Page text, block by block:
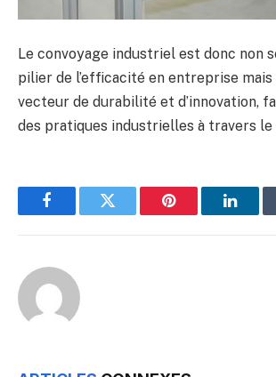
Le convoyage industriel est donc non
pilier de l’efficacité en entreprise mais
vecteur de durabilité et d’innovation,
des pratiques industrielles à travers le
FacebookTwitter Pinterest